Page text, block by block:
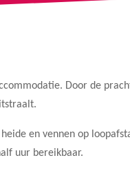
Door de
en vennen op
uur bereikbaar.